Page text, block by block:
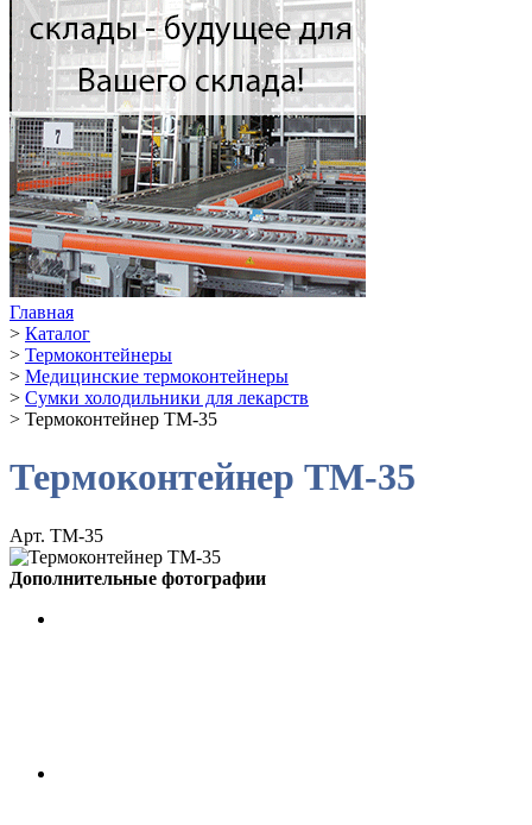
Главная
> Каталог
> Термоконтейнеры
> Медицинские термоконтейнеры
> Cумки холодильники для лекарств
> Термоконтейнер ТМ-35
Термоконтейнер ТМ-35
Арт. ТМ-35
Дополнительные фотографии